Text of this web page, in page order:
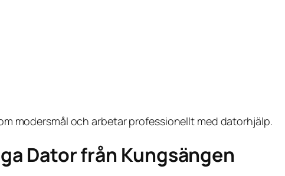
modersmål och arbetar professionellt med datorhjälp.
Dator från Kungsängen